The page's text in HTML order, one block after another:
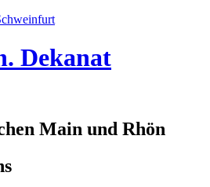
Dekanat
Main und Rhön